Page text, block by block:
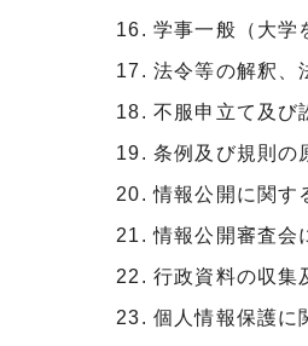
学事一般（大学
法令等の解釈、
不服申立て及び
条例及び規則の
情報公開に関す
情報公開審査会
行政資料の収集
個人情報保護に